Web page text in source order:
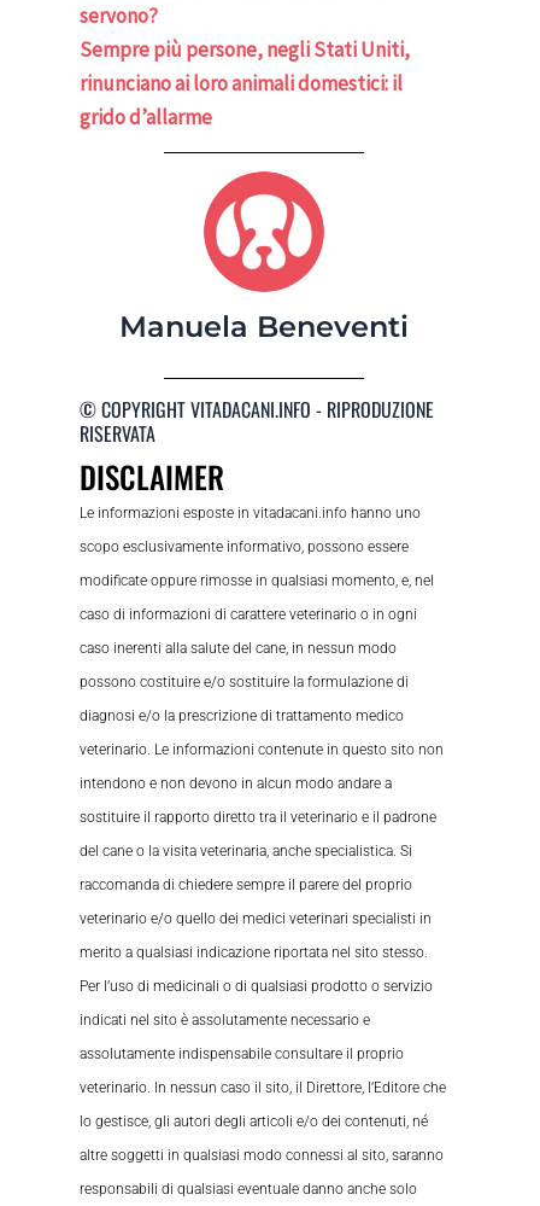
servono?
Sempre più persone, negli Stati Uniti,
rinunciano ai loro animali domestici: il
grido d’allarme
Manuela Beneventi
© COPYRIGHT VITADACANI.INFO - RIPRODUZIONE
RISERVATA
DISCLAIMER
Le informazioni esposte in vitadacani.info hanno uno
scopo esclusivamente informativo, possono essere
modificate oppure rimosse in qualsiasi momento, e, nel
caso di informazioni di carattere veterinario o in ogni
caso inerenti alla salute del cane, in nessun modo
possono costituire e/o sostituire la formulazione di
diagnosi e/o la prescrizione di trattamento medico
veterinario. Le informazioni contenute in questo sito non
intendono e non devono in alcun modo andare a
sostituire il rapporto diretto tra il veterinario e il padrone
del cane o la visita veterinaria, anche specialistica. Si
raccomanda di chiedere sempre il parere del proprio
veterinario e/o quello dei medici veterinari specialisti in
merito a qualsiasi indicazione riportata nel sito stesso.
Per l’uso di medicinali o di qualsiasi prodotto o servizio
indicati nel sito è assolutamente necessario e
assolutamente indispensabile consultare il proprio
veterinario. In nessun caso il sito, il Direttore, l’Editore che
lo gestisce, gli autori degli articoli e/o dei contenuti, né
altre soggetti in qualsiasi modo connessi al sito, saranno
responsabili di qualsiasi eventuale danno anche solo